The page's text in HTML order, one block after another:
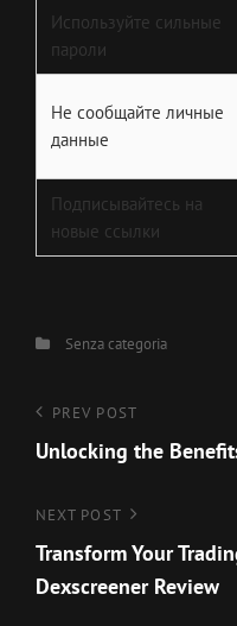
Используйте сильные
пароли
Не сообщайте личные
данные
Подписывайтесь на
новые ссылки
CategoriesSenza categoria
Navigazione
articoli
Previous
Post
PREV POST
Unlocking the
Next
Post
NEXT POST
Transform Your
Dexscreener Review